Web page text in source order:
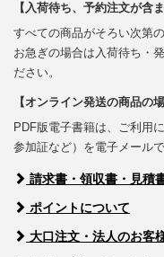
【入荷待ち、予約注文が含
すべての商品がそろい次第
お急ぎの場合は入荷待ち・
ださい。
【オンライン発送の商品の場
PDF版電子書籍は、ご利用
参加証など）を電子メール
請求書・領収書・見積
ポイントについて
大口注文・法人のお客